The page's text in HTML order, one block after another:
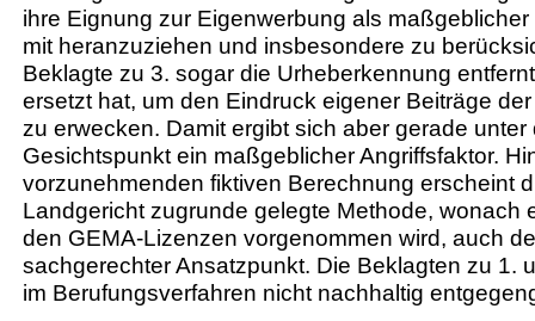
ihre Eignung zur Eigenwerbung als
mit heranzuziehen und insbesondere zu
Beklagte zu 3. sogar die Urheberkennung
ersetzt hat, um den Eindruck eigener Beiträge
zu erwecken. Damit ergibt sich aber gerade unter
Gesichtspunkt ein maßgeblicher Angriffsfaktor.
vorzunehmenden fiktiven Berechnung erscheint
Landgericht zugrunde gelegte Methode, wonach
den GEMA-Lizenzen vorgenommen wird, auch
sachgerechter Ansatzpunkt. Die Beklagten zu 1.
im Berufungsverfahren nicht nachhaltig